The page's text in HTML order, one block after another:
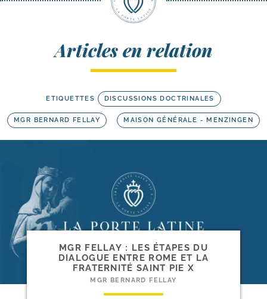
Articles en relation
ETIQUETTES DISCUSSIONS DOCTRINALES
MGR BERNARD FELLAY MAISON GÉNÉRALE - MENZINGEN
MGR FELLAY : LES ÉTAPES DU
DIALOGUE ENTRE ROME ET LA
FRATERNITÉ SAINT PIE X
MGR BERNARD FELLAY